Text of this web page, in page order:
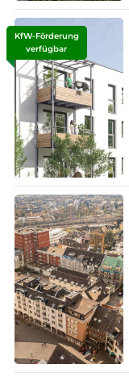
KfW-Förderung
verfügbar